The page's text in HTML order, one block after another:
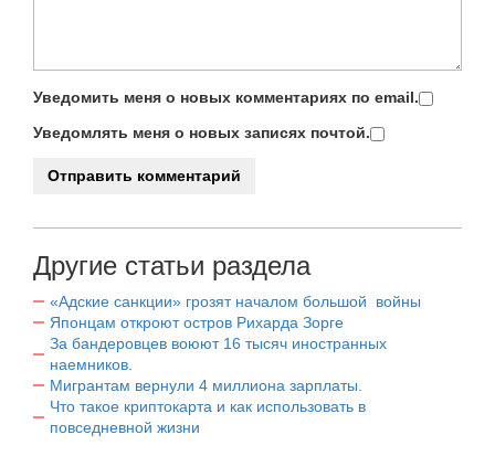
Уведомить меня о новых комментариях по email.
Уведомлять меня о новых записях почтой.
Другие статьи раздела
«Адские санкции» грозят началом большой войны
Японцам откроют остров Рихарда Зорге
За бандеровцев воюют 16 тысяч иностранных
наемников.
Мигрантам вернули 4 миллиона зарплаты.
Что такое криптокарта и как использовать в
повседневной жизни